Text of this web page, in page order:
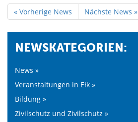
« Vorherige News Nächste News »
NEWSKATEGORIEN:
News »
Veranstaltungen in Ełk »
Bildung »
Zivilschutz und Zivilschutz »